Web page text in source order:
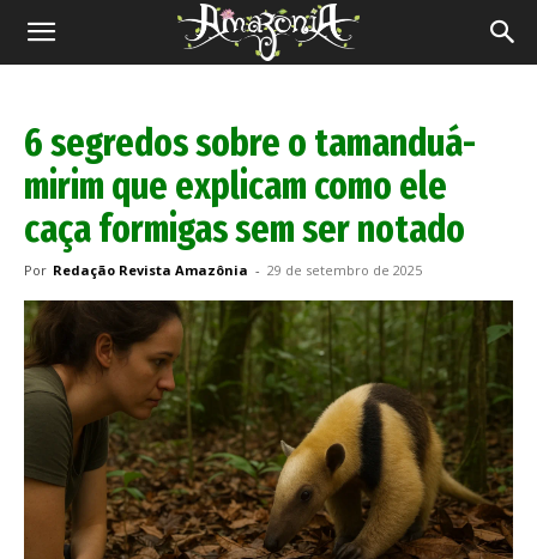
Revista
6 segredos sobre o tamanduá-
mirim que explicam como ele
caça formigas sem ser notado
Por Redação Revista Amazônia - 29 de setembro de 2025